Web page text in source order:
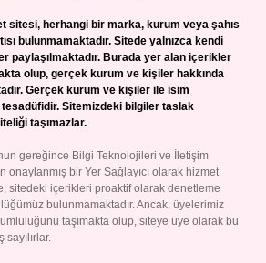
sitesi, herhangi bir marka, kurum veya şahıs
bulunmamaktadır. Sitede yalnızca kendi
paylaşılmaktadır. Burada yer alan içerikler
olup, gerçek kurum ve kişiler hakkında
Gerçek kurum ve kişiler ile isim
Sitemizdeki bilgiler taslak
taşımazlar.
gereğince Bilgi Teknolojileri ve İletişim
onaylanmış bir Yer Sağlayıcı olarak hizmet
sitedeki içerikleri proaktif olarak denetleme
bulunmamaktadır. Ancak, üyelerimiz
taşımakta olup, siteye üye olarak bu